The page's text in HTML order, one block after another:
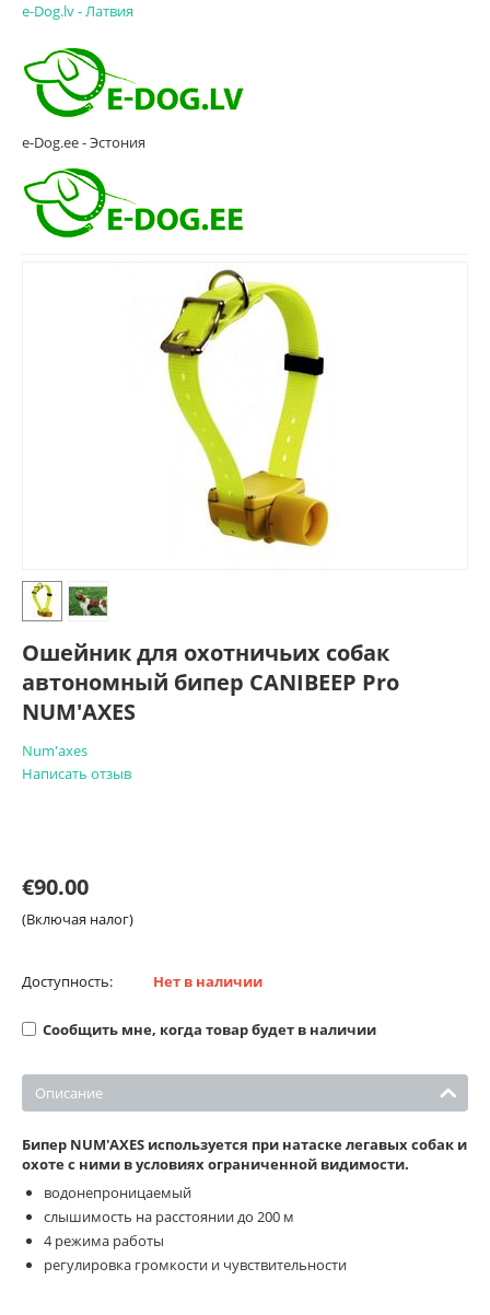
e-Dog.lv - Латвия
e-Dog.ee - Эстония
Ошейник для охотничьих собак
автономный бипер CANIBEEP Pro
NUM'AXES
Num'axes
Написать отзыв
€90.00
(Включая налог)
Доступность: Нет в наличии
Сообщить мне, когда товар будет в наличии
Описание
Бипер NUM'AXES используется при натаске легавых собак и
охоте с ними в условиях ограниченной видимости.
водонепроницаемый
слышимость на расстоянии до 200 м
4 режима работы
регулировка громкости и чувствительности